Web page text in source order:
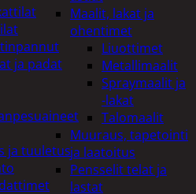
Maalit, lakat ja
ohentimet
Liuottimet
Metallimaalit
Spraymaalit ja
-lakat
Talomaalit
Muuraus, tapetointi
ja laatoitus
Pensselit telat ja
lastat
ja padat
ja tuuletus